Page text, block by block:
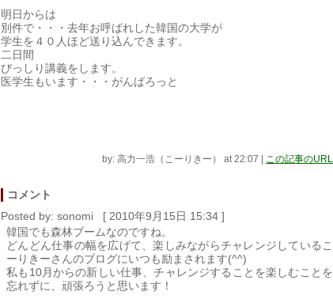
明日からは
別件で・・・去年お呼ばれした韓国の大学が
学生を４０人ほど送り込んできます。
二日間
びっしり講義をします。
医学生もいます・・・がんばろっと
by: 高力一浩（こーりきー） at 22:07 | この記事のURL
コメント
Posted by: sonomi [ 2010年9月15日 15:34 ]
韓国でも森林ブームなのですね。
どんどん仕事の幅を広げて、楽しみながらチャレンジしているこ
ーりきーさんのブログにいつも励まされます(^^)
私も10月からの新しい仕事、チャレンジすることを楽しむことを
忘れずに、頑張ろうと思います！